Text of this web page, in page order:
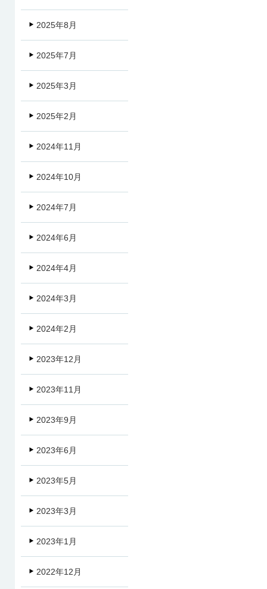
2025年8月
2025年7月
2025年3月
2025年2月
2024年11月
2024年10月
2024年7月
2024年6月
2024年4月
2024年3月
2024年2月
2023年12月
2023年11月
2023年9月
2023年6月
2023年5月
2023年3月
2023年1月
2022年12月